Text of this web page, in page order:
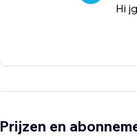
Hi
Prijzen en